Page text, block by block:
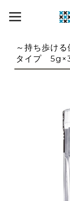
～持ち歩け
タイプ